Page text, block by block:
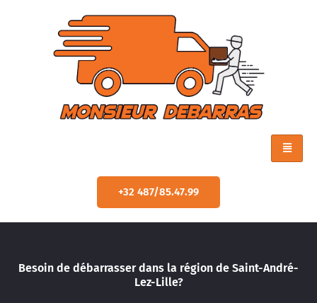
+32 487/85.47.99
Besoin de débarrasser dans la région de Saint-André-
Lez-Lille?